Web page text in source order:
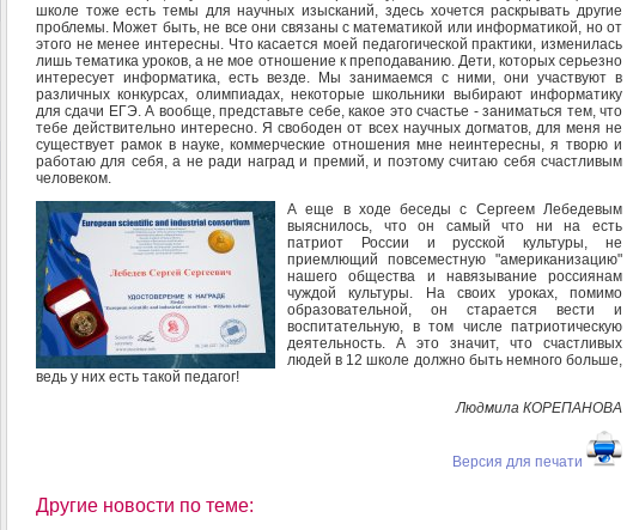
школе тоже есть темы для научных изысканий, здесь хочется раскрывать другие
проблемы. Может быть, не все они связаны с математикой или информатикой, но от
этого не менее интересны. Что касается моей педагогической практики, изменилась
лишь тематика уроков, а не мое отношение к преподаванию. Дети, которых серьезно
интересует информатика, есть везде. Мы занимаемся с ними, они участвуют в
различных конкурсах, олимпиадах, некоторые школьники выбирают информатику
для сдачи ЕГЭ. А вообще, представьте себе, какое это счастье - заниматься тем, что
тебе действительно интересно. Я свободен от всех научных догматов, для меня не
существует рамок в науке, коммерческие отношения мне неинтересны, я творю и
работаю для себя, а не ради наград и премий, и поэтому считаю себя счастливым
человеком.
А еще в ходе беседы с Сергеем Лебедевым
выяснилось, что он самый что ни на есть
патриот России и русской культуры, не
приемлющий повсеместную "американизацию"
нашего общества и навязывание россиянам
чуждой культуры. На своих уроках, помимо
образовательной, он старается вести и
воспитательную, в том числе патриотическую
деятельность. А это значит, что счастливых
людей в 12 школе должно быть немного больше,
ведь у них есть такой педагог!
Людмила КОРЕПАНОВА
Версия для печати
Другие новости по теме: